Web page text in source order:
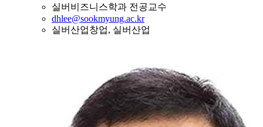
실버비즈니스학과 전공교수
dhlee@sookmyung.ac.kr
실버산업창업, 실버산업